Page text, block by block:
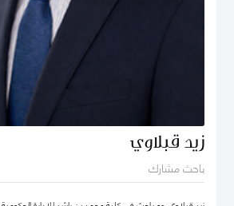
زيد قبلاوي
باحث مشارك